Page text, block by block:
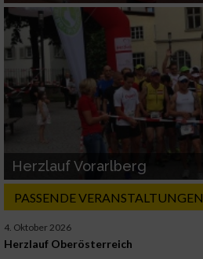
Herzlauf Vorarlberg
PASSENDE VERANSTALTUNGEN
4. Oktober 2026
Herzlauf Oberösterreich